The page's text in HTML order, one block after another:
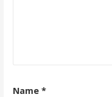
Name *